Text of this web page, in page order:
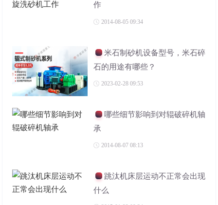
作
2014-08-05 09:34
米石制砂机设备型号，米石碎
石的用途有哪些？
2023-02-28 09:53
哪些细节影响到对辊破碎机轴
承
2014-08-07 08:13
跳汰机床层运动不正常会出现
什么